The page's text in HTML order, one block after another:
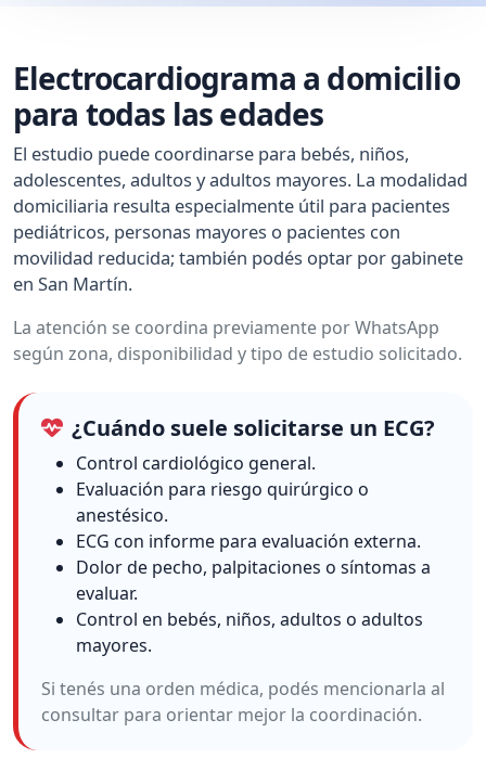
Electrocardiograma a domicilio
para todas las edades
El estudio puede coordinarse para bebés, niños,
adolescentes, adultos y adultos mayores. La modalidad
domiciliaria resulta especialmente útil para pacientes
pediátricos, personas mayores o pacientes con
movilidad reducida; también podés optar por gabinete
en San Martín.
La atención se coordina previamente por WhatsApp
según zona, disponibilidad y tipo de estudio solicitado.
¿Cuándo suele solicitarse un ECG?
Control cardiológico general.
Evaluación para riesgo quirúrgico o
anestésico.
ECG con informe para evaluación externa.
Dolor de pecho, palpitaciones o síntomas a
evaluar.
Control en bebés, niños, adultos o adultos
mayores.
Si tenés una orden médica, podés mencionarla al
consultar para orientar mejor la coordinación.